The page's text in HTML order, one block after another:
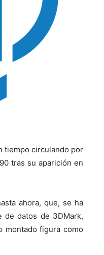
tiempo circulando por
tras su aparición en
ahora, que, se ha
de datos de 3DMark,
montado figura como